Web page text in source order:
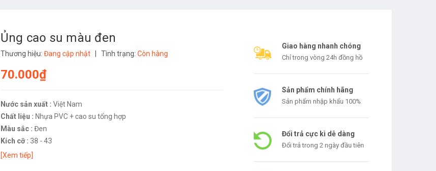
Ủng cao su màu đen
Thương hiệu: Đang cập nhật Tình trạng: Còn hàng
70.000₫
Nước sản xuất : Việt Nam
Chất liệu : Nhựa PVC + cao su tổng hợp
Màu sắc : Đen
Kích cỡ : 38 - 43
[Xem tiếp]
Giao hàng nhanh chóng
Chỉ trong vòng 24h đồng hồ
Sản phẩm chính hãng
Sản phẩm nhập khẩu 100%
Đổi trả cực kì dễ dàng
Đổi trả trong 2 ngày đầu tiên